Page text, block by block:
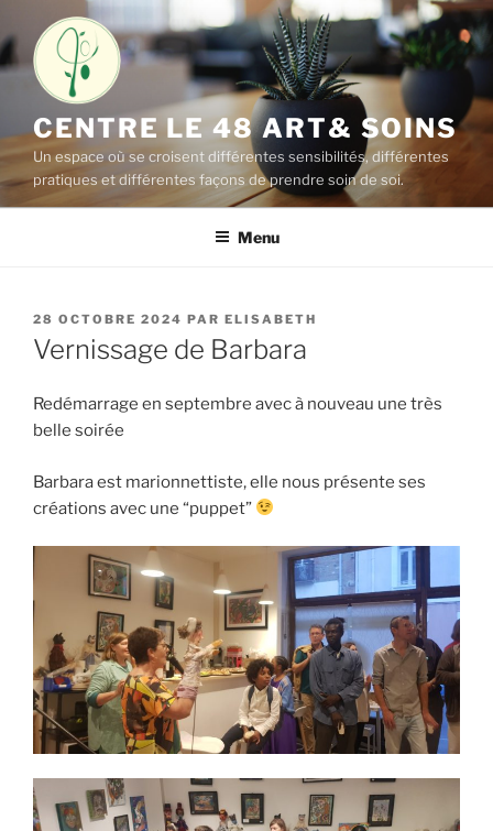
au
contenu
principal
CENTRE LE 48 ART& SOINS
Un espace où se croisent différentes sensibilités, différentes
pratiques et différentes façons de prendre soin de soi.
Menu
PUBLIÉ
LE
28 OCTOBRE 2024 PAR ELISABETH
Vernissage de Barbara
Redémarrage en septembre avec à nouveau une très
belle soirée
Barbara est marionnettiste, elle nous présente ses
créations avec une “puppet”